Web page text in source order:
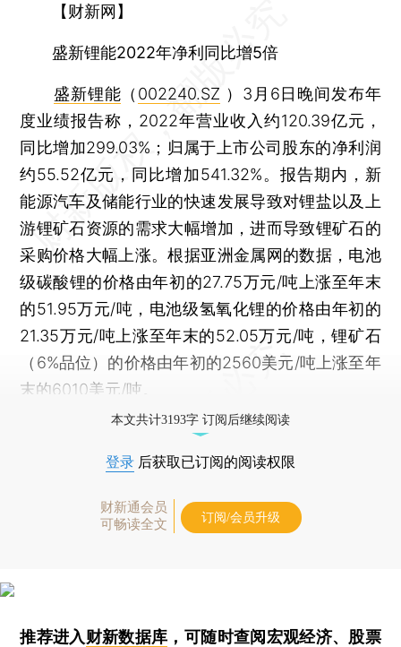
【财新网】
盛新锂能2022年净利同比增5倍
盛新锂能 （ 002240.SZ ）3月6日晚间发布年
度业绩报告称，2022年营业收入约120.39亿元，
同比增加299.03%；归属于上市公司股东的净利润
约55.52亿元，同比增加541.32%。报告期内，新
能源汽车及储能行业的快速发展导致对锂盐以及上
游锂矿石资源的需求大幅增加，进而导致锂矿石的
采购价格大幅上涨。根据亚洲金属网的数据，电池
级碳酸锂的价格由年初的27.75万元/吨上涨至年末
的51.95万元/吨，电池级氢氧化锂的价格由年初的
21.35万元/吨上涨至年末的52.05万元/吨，锂矿石
（6%品位）的价格由年初的2560美元/吨上涨至年
末的6010美元/吨。
本文共计3193字 订阅后继续阅读
登录 后获取已订阅的阅读权限
财新通会员
可畅读全文
订阅/会员升级
推荐进入财新数据库 ，可随时查阅宏观经济、股票